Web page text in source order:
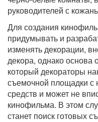
руководителей с
Для создания
придумывать и
изменять декорации,
декора, однако основа
который декораторы
съемочной площадки с
средств и может не
кинофильма. В этом
станет поиск готовых